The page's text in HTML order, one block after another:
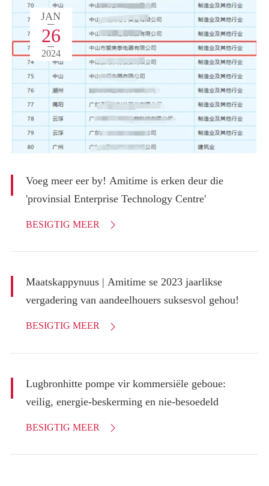
JAN
26
2024
Voeg meer eer by! Amitime is erken deur die
'provinsial Enterprise Technology Centre'
BESIGTIG MEER 
Maatskappynuus | Amitime se 2023 jaarlikse
vergadering van aandeelhouers suksesvol gehou!
BESIGTIG MEER 
Lugbronhitte pompe vir kommersiële geboue:
veilig, energie-beskerming en nie-besoedeld
BESIGTIG MEER 